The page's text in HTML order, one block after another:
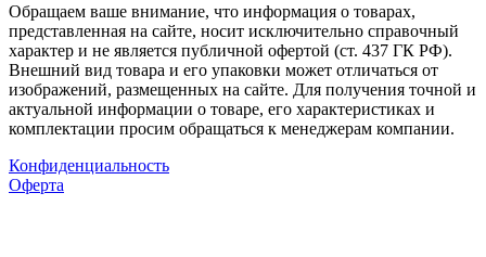
Обращаем ваше внимание, что информация о товарах,
представленная на сайте, носит исключительно справочный
характер и не является публичной офертой (ст. 437 ГК РФ).
Внешний вид товара и его упаковки может отличаться от
изображений, размещенных на сайте. Для получения точной и
актуальной информации о товаре, его характеристиках и
комплектации просим обращаться к менеджерам компании.
Конфиденциальность
Оферта